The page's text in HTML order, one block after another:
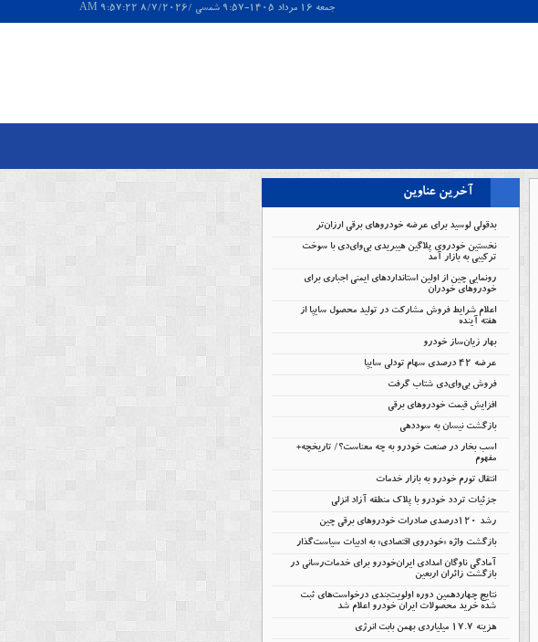
جمعه 16 مرداد 1405-9:57 شمسی /8/7/2026 9:57:22 AM
آخرین عناوین
بدقولی لوسید برای عرضه خودروهای برقی ارزان‌تر
نخستین خودروی پلاگین هیبریدی بی‌وای‌دی با سوخت
ترکیبی به بازار آمد
رونمایی چین از اولین استانداردهای ایمنی اجباری برای
خودروهای خودران
اعلام شرایط فروش مشارکت در تولید محصول سایپا از
هفته آینده
بهار زیان‌ساز خودرو
عرضه ۴۲ درصدی سهام تودلی سایپا
فروش بی‌وای‌دی شتاب گرفت
افزایش قیمت خودروهای برقی
بازگشت نیسان به سوددهی
اسب بخار در صنعت خودرو به چه معناست؟/ تاریخچه+
مفهوم
انتقال تورم خودرو به بازار خدمات
جزئیات تردد خودرو با پلاک منطقه آزاد انزلی
رشد ۱۲۰درصدی صادرات خودروهای برقی چین
بازگشت واژه «خودروی اقتصادی» به ادبیات سیاست‌گذار
آمادگی ناوگان امدادی ایران‌خودرو برای خدمات‌رسانی در
بازگشت زائران اربعین
نتایج چهاردهمین دوره اولویت‌بندی درخواست‌های ثبت
شده خرید محصولات ایران خودرو اعلام شد
هزینه ۱۷.۷ میلیاردی بهمن بابت انرژی